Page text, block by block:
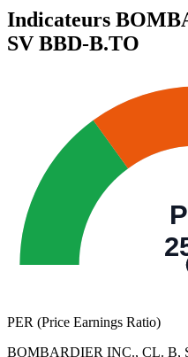
Indicateurs
SV BBD-B.TO
PER (Price Earnings Ratio)
BOMBARDIER INC., CL. B,